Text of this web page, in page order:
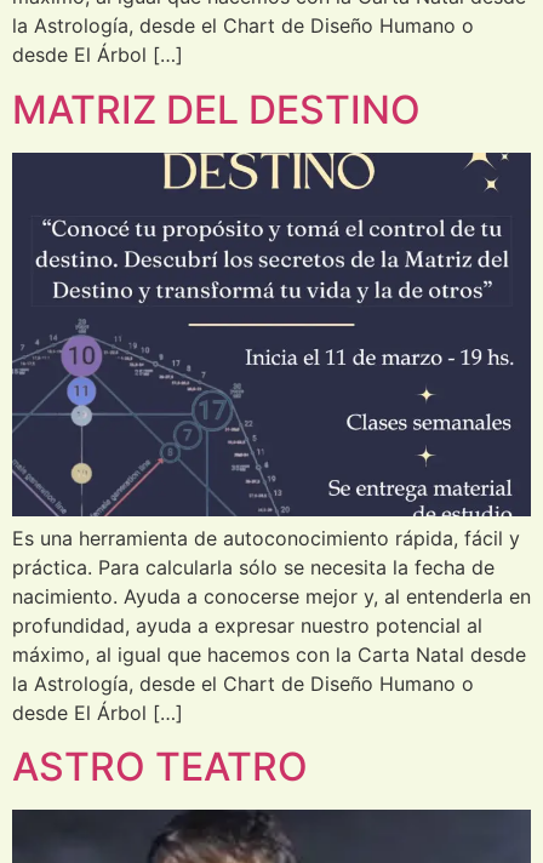
la Astrología, desde el Chart de Diseño Humano o
desde El Árbol […]
MATRIZ DEL DESTINO
Es una herramienta de autoconocimiento rápida, fácil y
práctica. Para calcularla sólo se necesita la fecha de
nacimiento. Ayuda a conocerse mejor y, al entenderla en
profundidad, ayuda a expresar nuestro potencial al
máximo, al igual que hacemos con la Carta Natal desde
la Astrología, desde el Chart de Diseño Humano o
desde El Árbol […]
ASTRO TEATRO